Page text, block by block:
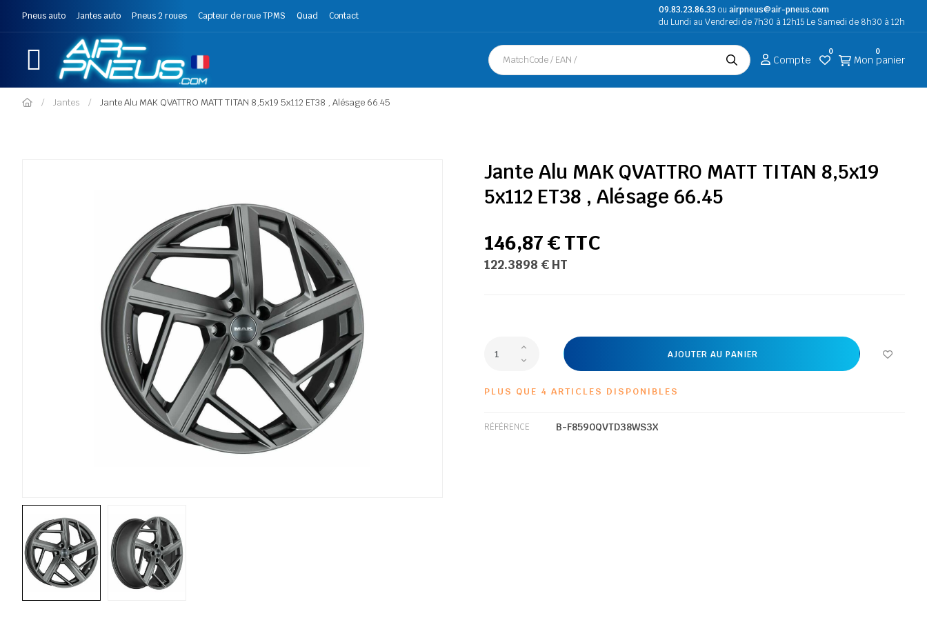
Pneus auto Jantes auto Pneus 2 roues Capteur de roue TPMS Quad Contact
09.83.23.86.33ou airpneus@air-pneus.com
du Lundi au Vendredi de 7h30 à 12h15 Le Samedi de 8h30 à 12h
Compte
0
Mon panier
0
Jantes Jante Alu MAK QVATTRO MATT TITAN 8,5x19 5x112 ET38 , Alésage 66.45
Jante Alu MAK QVATTRO MATT TITAN 8,5x19
5x112 ET38 , Alésage 66.45
146,87 € TTC
122.3898 € HT
AJOUTER AU PANIER
PLUS QUE 4 ARTICLES DISPONIBLES
RÉFÉRENCE B-F8590QVTD38WS3X